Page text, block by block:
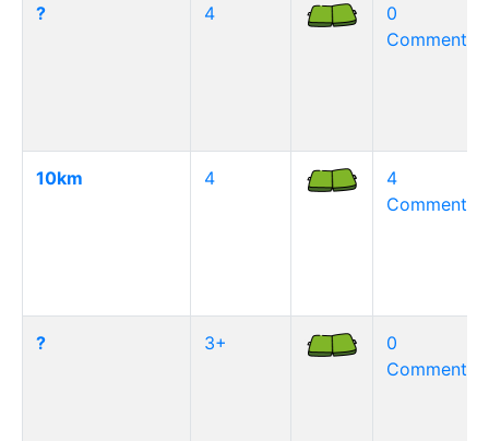
? 4
0
10km 4
4
? 3+
0